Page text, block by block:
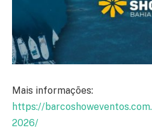
Mais informações:
https://
2026/